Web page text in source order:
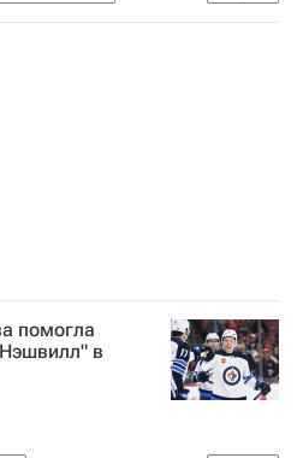
Алексей Ягудин
помогла
в